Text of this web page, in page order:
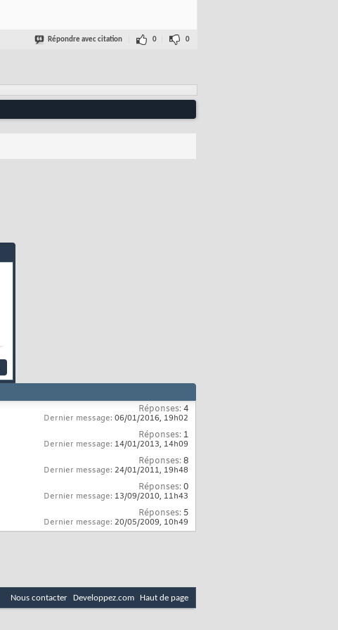
Répondre avec citation 0 0
Réponses:4
Dernier message: 06/01/2016, 19h02
Réponses: 1
Dernier message: 14/01/2013, 14h09
Réponses:8
Dernier message: 24/01/2011, 19h48
Réponses:0
Dernier message: 13/09/2010, 11h43
Réponses: 5
Dernier message: 20/05/2009, 10h49
Nous contacter Developpez.com Haut de page